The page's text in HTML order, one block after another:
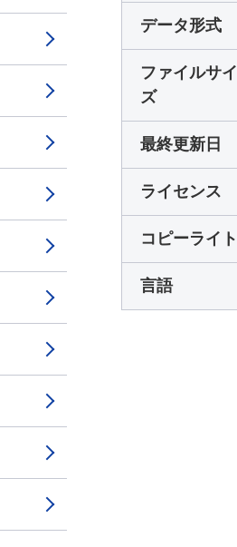
データ形式
ファイルサイ
ズ
最終更新日
ライセンス
コピーライト
言語